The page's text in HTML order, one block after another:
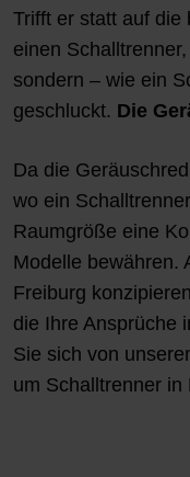
Trifft er statt auf die
einen
sondern – wie ein
geschluckt. Die
Da die
wo ein
Raumgröße eine
Modelle bewähren.
Freiburg
die Ihre Ansprüche
Sie sich von
um Schalltrenner in